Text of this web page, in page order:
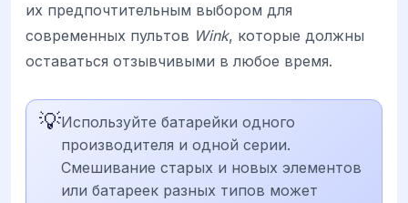
их предпочтительным выбором для
современных пультов Wink, которые должны
оставаться отзывчивыми в любое время.
💡Используйте батарейки одного
производителя и одной серии.
Смешивание старых и новых элементов
или батареек разных типов может